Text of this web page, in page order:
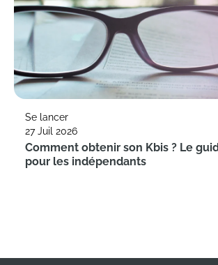
Se lancer
27 Juil 2026
Comment obtenir son Kbis ? Le
pour les indépendants